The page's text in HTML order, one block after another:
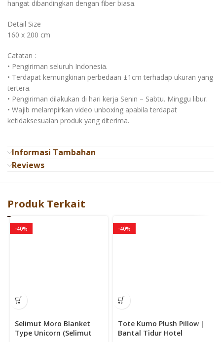
hangat dibandingkan dengan fiber biasa.
Detail Size
160 x 200 cm
Catatan :
• Pengiriman seluruh Indonesia.
• Terdapat kemungkinan perbedaan ±1cm terhadap ukuran yang
tertera.
• Pengiriman dilakukan di hari kerja Senin – Sabtu. Minggu libur.
• Wajib melampirkan video unboxing apabila terdapat
ketidaksesuaian produk yang diterima.
Informasi Tambahan
Reviews
Produk Terkait
-40%
Selimut Moro Blanket
Type Unicorn (Selimut
-40%
Tote Kumo Plush Pillow |
Bantal Tidur Hotel